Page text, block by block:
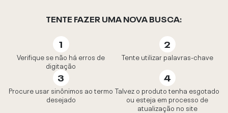
TENTE FAZER UMA NOVA BUSCA:
Verifique se não há erros de
digitação
Tente utilizar palavras-chave
Procure usar sinônimos ao termo
desejado
Talvez o produto tenha esgotado
ou esteja em processo de
atualização no site